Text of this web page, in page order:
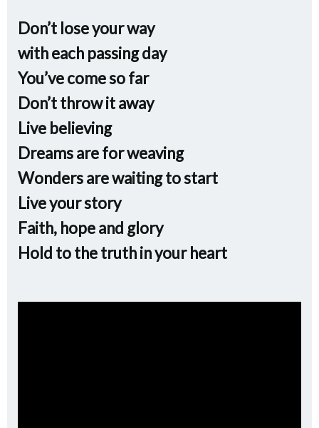
Don’t lose your way
with each passing day
You’ve come so far
Don’t throw it away
Live believing
Dreams are for weaving
Wonders are waiting to start
Live your story
Faith, hope and glory
Hold to the truth in your heart